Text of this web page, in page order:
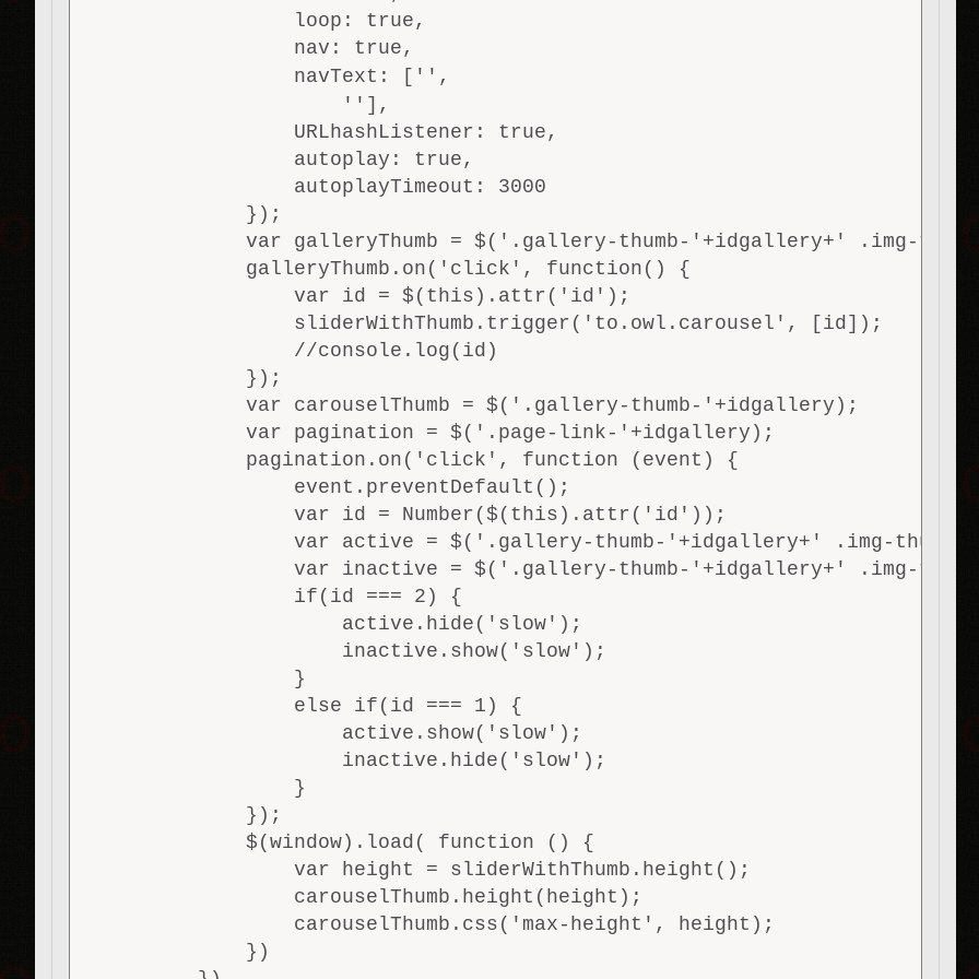
                loop: true,
                nav: true,
                navText: ['
',
                    '
'],
                URLhashListener: true,
                autoplay: true,
                autoplayTimeout: 3000
            });
var galleryThumb = $('.gallery-thumb-'+idgallery+' .img-
            galleryThumb.on('click', function() {
                var id = $(this).attr('id');
                sliderWithThumb.trigger('to.owl.carousel', [id]);
                //console.log(id)
            });
            var carouselThumb = $('.gallery-thumb-'+idgallery);
            var pagination = $('.page-link-'+idgallery);
            pagination.on('click', function (event) {
                event.preventDefault();
                var id = Number($(this).attr('id'));
var active = $('.gallery-thumb-'+idgallery+' .img-
var inactive = $('.gallery-thumb-'+idgallery+' .img-
                if(id === 2) {
                    active.hide('slow');
                    inactive.show('slow');
                }
                else if(id === 1) {
                    active.show('slow');
                    inactive.hide('slow');
                }
            });
            $(window).load( function () {
                var height = sliderWithThumb.height();
                carouselThumb.height(height);
                carouselThumb.css('max-height', height);
            })